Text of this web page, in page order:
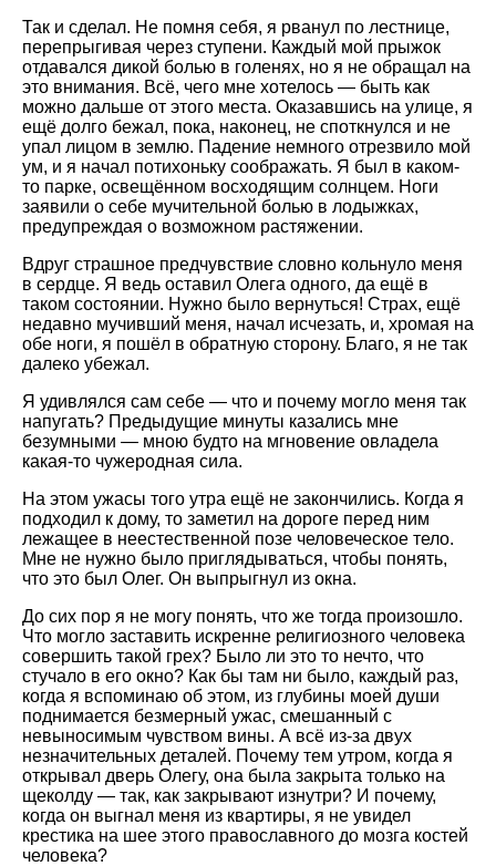
Так и сделал. Не помня себя, я рванул по лестнице,
перепрыгивая через ступени. Каждый мой прыжок
отдавался дикой болью в голенях, но я не обращал на
это внимания. Всё, чего мне хотелось — быть как
можно дальше от этого места. Оказавшись на улице, я
ещё долго бежал, пока, наконец, не споткнулся и не
упал лицом в землю. Падение немного отрезвило мой
ум, и я начал потихоньку соображать. Я был в каком-
то парке, освещённом восходящим солнцем. Ноги
заявили о себе мучительной болью в лодыжках,
предупреждая о возможном растяжении.
Вдруг страшное предчувствие словно кольнуло меня
в сердце. Я ведь оставил Олега одного, да ещё в
таком состоянии. Нужно было вернуться! Страх, ещё
недавно мучивший меня, начал исчезать, и, хромая на
обе ноги, я пошёл в обратную сторону. Благо, я не так
далеко убежал.
Я удивлялся сам себе — что и почему могло меня так
напугать? Предыдущие минуты казались мне
безумными — мною будто на мгновение овладела
какая-то чужеродная сила.
На этом ужасы того утра ещё не закончились. Когда я
подходил к дому, то заметил на дороге перед ним
лежащее в неестественной позе человеческое тело.
Мне не нужно было приглядываться, чтобы понять,
что это был Олег. Он выпрыгнул из окна.
До сих пор я не могу понять, что же тогда произошло.
Что могло заставить искренне религиозного человека
совершить такой грех? Было ли это то нечто, что
стучало в его окно? Как бы там ни было, каждый раз,
когда я вспоминаю об этом, из глубины моей души
поднимается безмерный ужас, смешанный с
невыносимым чувством вины. А всё из-за двух
незначительных деталей. Почему тем утром, когда я
открывал дверь Олегу, она была закрыта только на
щеколду — так, как закрывают изнутри? И почему,
когда он выгнал меня из квартиры, я не увидел
крестика на шее этого православного до мозга костей
человека?